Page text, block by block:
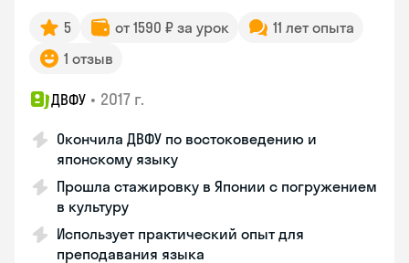
5 от 1590 ₽ за урок
11 лет опыта
1 отзыв
ДВФУ • 2017 г.
Окончила ДВФУ по востоковедению и
японскому языку
Прошла стажировку в Японии с погружением
в культуру
Использует практический опыт для
преподавания языка